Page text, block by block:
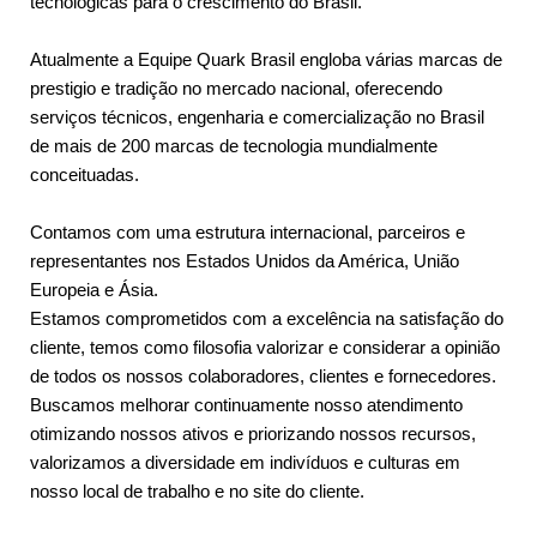
Atualmente a Equipe Quark Brasil engloba várias marcas de
prestigio e tradição no mercado nacional, oferecendo
serviços técnicos, engenharia e comercialização no Brasil
de mais de 200 marcas de tecnologia mundialmente
conceituadas.
Contamos com uma estrutura internacional, parceiros e
representantes nos Estados Unidos da América, União
Europeia e Ásia.
Estamos comprometidos com a excelência na satisfação do
cliente, temos como filosofia valorizar e considerar a opinião
de todos os nossos colaboradores, clientes e fornecedores.
Buscamos melhorar continuamente nosso atendimento
otimizando nossos ativos e priorizando nossos recursos,
valorizamos a diversidade em indivíduos e culturas em
nosso local de trabalho e no site do cliente.